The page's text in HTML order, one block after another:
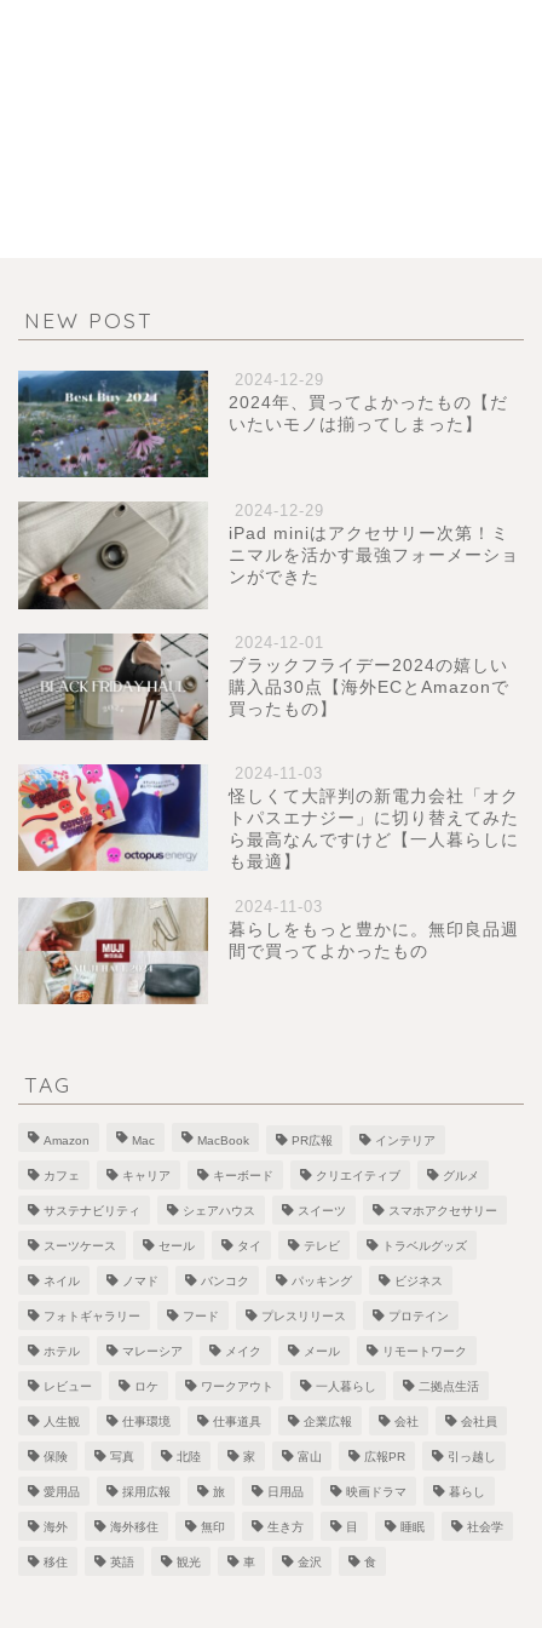
NEW POST
2024-12-29
2024年、買ってよかったもの【だ
いたいモノは揃ってしまった】
2024-12-29
iPad miniはアクセサリー次第！ミ
ニマルを活かす最強フォーメーショ
ンができた
2024-12-01
ブラックフライデー2024の嬉しい
購入品30点【海外ECとAmazonで
買ったもの】
2024-11-03
怪しくて大評判の新電力会社「オク
トパスエナジー」に切り替えてみた
ら最高なんですけど【一人暮らしに
も最適】
2024-11-03
暮らしをもっと豊かに。無印良品週
間で買ってよかったもの
TAG
Amazon Mac MacBook PR広報 インテリア
カフェ キャリア キーボード クリエイティブ グルメ
サステナビリティ シェアハウス スイーツ スマホアクセサリー
スーツケース セール タイ テレビ トラベルグッズ
ネイル ノマド バンコク パッキング ビジネス
フォトギャラリー フード プレスリリース プロテイン
ホテル マレーシア メイク メール リモートワーク
レビュー ロケ ワークアウト 一人暮らし 二拠点生活
人生観 仕事環境 仕事道具 企業広報 会社 会社員
保険 写真 北陸 家 富山 広報PR 引っ越し
愛用品 採用広報 旅 日用品 映画ドラマ 暮らし
海外 海外移住 無印 生き方 目 睡眠 社会学
移住 英語 観光 車 金沢 食